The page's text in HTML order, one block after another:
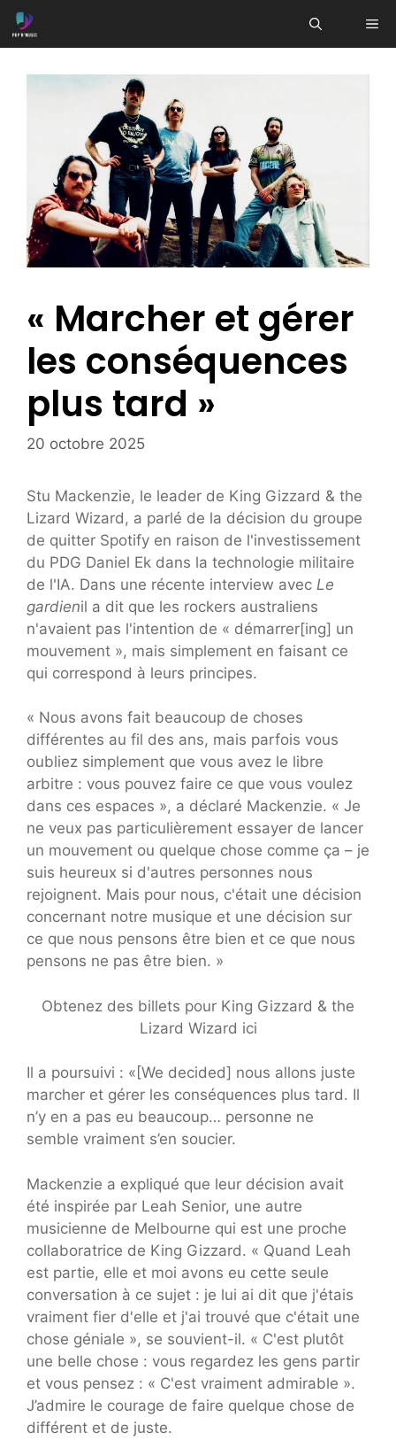
Aller
au
« Marcher et gérer
les conséquences
plus tard »
20 octobre 2025
Stu Mackenzie, le leader de King Gizzard & the
Lizard Wizard, a parlé de la décision du groupe
de quitter Spotify en raison de l'investissement
du PDG Daniel Ek dans la technologie militaire
de l'IA. Dans une récente interview avec Le
gardienil a dit que les rockers australiens
n'avaient pas l'intention de « démarrer[ing] un
mouvement », mais simplement en faisant ce
qui correspond à leurs principes.
« Nous avons fait beaucoup de choses
différentes au fil des ans, mais parfois vous
oubliez simplement que vous avez le libre
arbitre : vous pouvez faire ce que vous voulez
dans ces espaces », a déclaré Mackenzie. « Je
ne veux pas particulièrement essayer de lancer
un mouvement ou quelque chose comme ça – je
suis heureux si d'autres personnes nous
rejoignent. Mais pour nous, c'était une décision
concernant notre musique et une décision sur
ce que nous pensons être bien et ce que nous
pensons ne pas être bien. »
Obtenez des billets pour King Gizzard & the
Lizard Wizard ici
Il a poursuivi : «[We decided] nous allons juste
marcher et gérer les conséquences plus tard. Il
n’y en a pas eu beaucoup… personne ne
semble vraiment s’en soucier.
Mackenzie a expliqué que leur décision avait
été inspirée par Leah Senior, une autre
musicienne de Melbourne qui est une proche
collaboratrice de King Gizzard. « Quand Leah
est partie, elle et moi avons eu cette seule
conversation à ce sujet : je lui ai dit que j'étais
vraiment fier d'elle et j'ai trouvé que c'était une
chose géniale », se souvient-il. « C'est plutôt
une belle chose : vous regardez les gens partir
et vous pensez : « C'est vraiment admirable ».
J’admire le courage de faire quelque chose de
différent et de juste.